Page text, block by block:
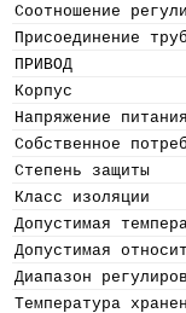
Cоотношение
Присоединение труб
ПРИВОД
Корпус
Напряжение питания
Собственное
Степень защиты
Класс изоляции
Допустимая
Допустимая
Диапазон
Температура